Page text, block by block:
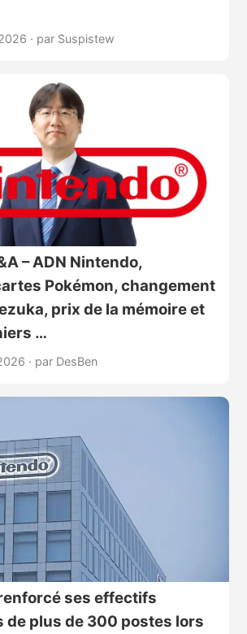
· par Suspistew
– ADN Nintendo,
Pokémon, changement
prix de la mémoire et
…
· par DesBen
ses effectifs
de plus de 300 postes lors